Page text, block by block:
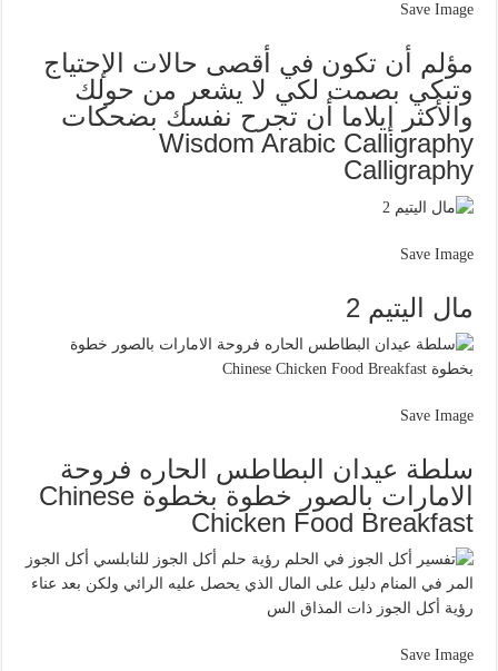
Save Image
مؤلم أن تكون في أقصى حالات الإحتياج
وتبكي بصمت لكي لا يشعر من حولك
والأكثر إيلاما أن تجرح نفسك بضحكات
Wisdom Arabic Calligraphy
Calligraphy
Save Image
مال اليتيم 2
Save Image
سلطة عيدان البطاطس الحاره فروحة
الامارات بالصور خطوة بخطوة Chinese
Chicken Food Breakfast
Save Image